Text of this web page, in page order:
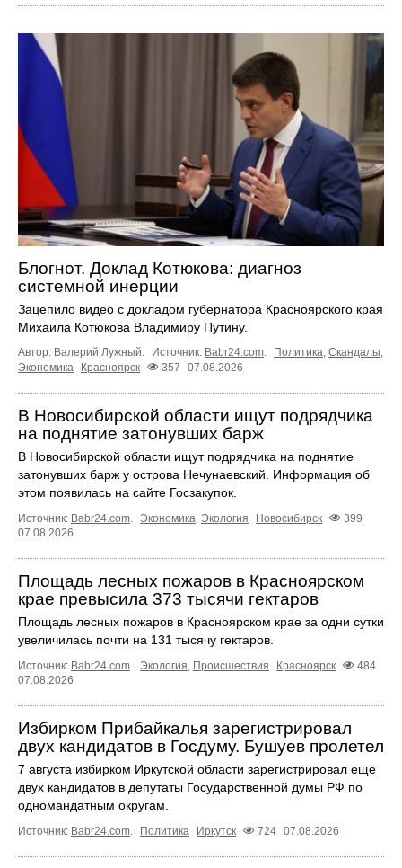
Блогнот. Доклад Котюкова: диагноз
системной инерции
Зацепило видео с докладом губернатора Красноярского края
Михаила Котюкова Владимиру Путину.
Автор: Валерий Лужный. Источник: Babr24.com Политика Скандалы
Экономика
Красноярск 357 07.08.2026
В Новосибирской области ищут подрядчика
на поднятие затонувших барж
В Новосибирской области ищут подрядчика на поднятие
затонувших барж у острова Нечунаевский. Информация об
этом появилась на сайте Госзакупок.
Источник: Babr24.com. Экономика, Экология Новосибирск
399
07.08.2026
Площадь лесных пожаров в Красноярском
крае превысила 373 тысячи гектаров
Площадь лесных пожаров в Красноярском крае за одни сутки
увеличилась почти на 131 тысячу гектаров.
Источник: Babr24.com. Экология, Происшествия Красноярск
484
07.08.2026
Избирком Прибайкалья зарегистрировал
двух кандидатов в Госдуму. Бушуев пролетел
7 августа избирком Иркутской области зарегистрировал ещё
двух кандидатов в депутаты Государственной думы РФ по
одномандатным округам.
Источник: Babr24.com. Политика Иркутск 724 07.08.2026